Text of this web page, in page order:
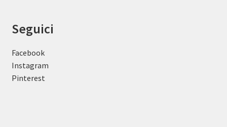
Seguici
Facebook
Instagram
Pinterest